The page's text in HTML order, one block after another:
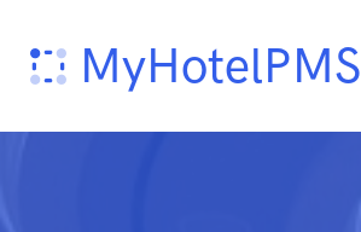
MyHotelPMS